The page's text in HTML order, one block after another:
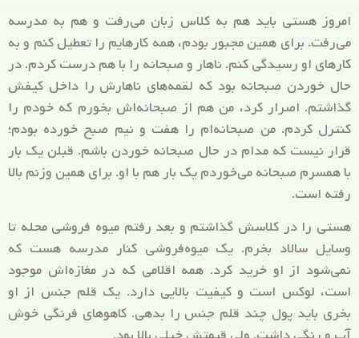
امروز هستی باید هم به کلاس زبان می‌رفت و هم به مدرسه
می‌رفت. برای همین مجبور بودم، همه کارهایم را تعطیل کنم و به
کارهای او رسیدگی کنم. ناهار و صبحانه را با هم درست کردم. در
حال خوردن صبحانه بود که لقمه‌های ناهارش را داخل کیفش
گذاشتم. اصرار کرد، من هم از صبحانه‌اش بخورم که خودم را
کنترل کردم. من صبحانه‌ام را هفت و نیم صبح خورده بودم؛
قرار نیست که مدام در حال صبحانه خوردن باشم. قبلن یک بار
با همسرم صبحانه می‌خوردم یک بار هم با او. برای همین وزنم بالا
رفته است.
هستی را در کلاسش گذاشتم و بعد رفتم میوه فروشی محله تا
وسایل سالاد بخرم. یک میوه‌فروشی کنار مدرسه هست که
نمی‌شود از او خرید کرد. همه اقلامی که در مغازه‌اش موجود
است، لوکس است و کیفیت بالایی دارد. یک قلم جنس از او
بخری باید پول چند قلم جنس را بدهی. کاهو‌های فرنگی خوش